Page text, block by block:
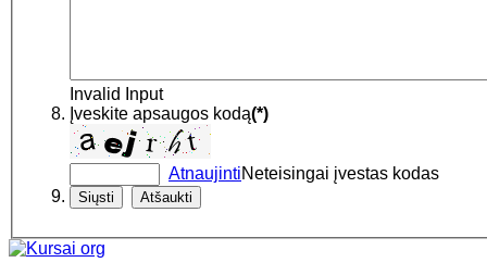
Invalid Input
Įveskite apsaugos kodą(*)
AtnaujintiNeteisingai įvestas kodas
Siųsti Atšaukti